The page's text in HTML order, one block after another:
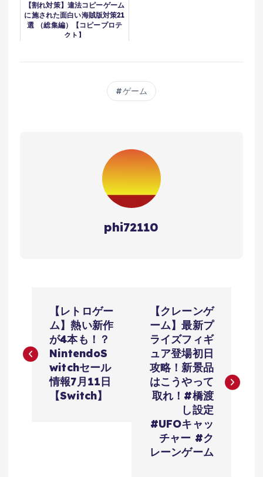
【割れ対策】違法コピーゲーム
に施された面白い海賊版対策21
選 （総集編）【コピープロテ
クト】
ゲーム
phi72110
ナ
【レトロゲー
ム】熱い新作
が4本も！？
NintendoS
witchセール
情報7月11日
【Switch】
【クレーンゲ
ーム】最新プ
ライズフィギ
ュア登場初日
攻略！新景品
はこうやって
取れ！#橋渡
し設定
#UFOキャッ
チャー #ク
レーンゲーム